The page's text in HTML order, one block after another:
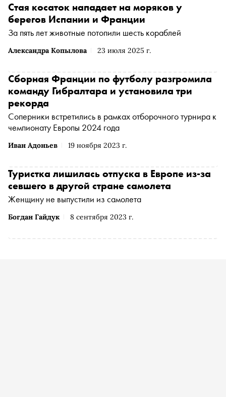
Александра Копылова 23 июля 2025 г.
Стая косаток нападает на моряков у
берегов Испании и Франции
За пять лет животные потопили шесть кораблей
Иван Адоньев 19 ноября 2023 г.
Сборная Франции по футболу разгромила
команду Гибралтара и установила три
рекорда
Соперники встретились в рамках отборочного турнира к
чемпионату Европы 2024 года
Богдан Гайдук 8 сентября 2023 г.
Туристка лишилась отпуска в Европе из-за
севшего в другой стране самолета
Женщину не выпустили из самолета